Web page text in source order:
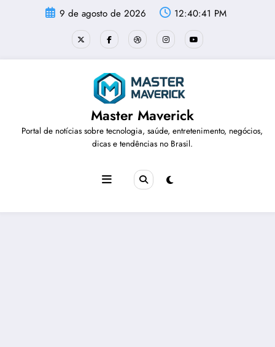
9 de agosto de 2026 12:40:41 PM
Master Maverick
Portal de notícias sobre tecnologia, saúde, entretenimento, negócios,
dicas e tendências no Brasil.